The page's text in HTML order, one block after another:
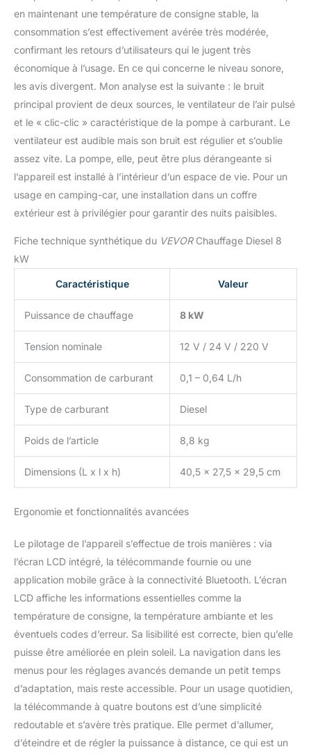
en maintenant une température de consigne stable, la
consommation s’est effectivement avérée très modérée,
confirmant les retours d’utilisateurs qui le jugent très
économique à l’usage. En ce qui concerne le niveau sonore,
les avis divergent. Mon analyse est la suivante : le bruit
principal provient de deux sources, le ventilateur de l’air pulsé
et le « clic-clic » caractéristique de la pompe à carburant. Le
ventilateur est audible mais son bruit est régulier et s’oublie
assez vite. La pompe, elle, peut être plus dérangeante si
l’appareil est installé à l’intérieur d’un espace de vie. Pour un
usage en camping-car, une installation dans un coffre
extérieur est à privilégier pour garantir des nuits paisibles.
Fiche technique synthétique du VEVORChauffage Diesel 8
kW
Caractéristique Valeur
Puissance de chauffage 8 kW
Tension nominale 12 V / 24 V / 220 V
Consommation de carburant 0,1 – 0,64 L/h
Type de carburant Diesel
Poids de l’article 8,8 kg
Dimensions (L x l x h) 40,5 x 27,5 x 29,5 cm
Ergonomie et fonctionnalités avancées
Le pilotage de l’appareil s’effectue de trois manières : via
l’écran LCD intégré, la télécommande fournie ou une
application mobile grâce à la connectivité Bluetooth. L’écran
LCD affiche les informations essentielles comme la
température de consigne, la température ambiante et les
éventuels codes d’erreur. Sa lisibilité est correcte, bien qu’elle
puisse être améliorée en plein soleil. La navigation dans les
menus pour les réglages avancés demande un petit temps
d’adaptation, mais reste accessible. Pour un usage quotidien,
la télécommande à quatre boutons est d’une simplicité
redoutable et s’avère très pratique. Elle permet d’allumer,
d’éteindre et de régler la puissance à distance, ce qui est un